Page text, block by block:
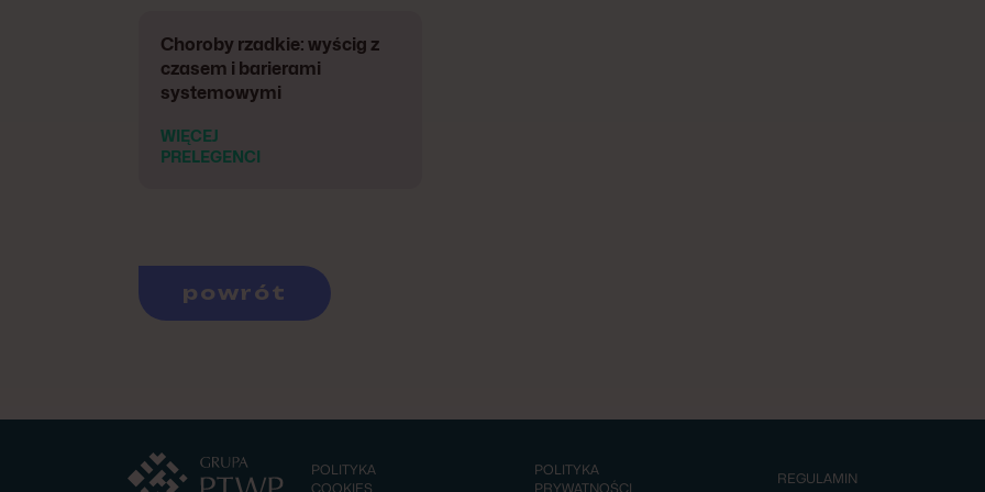
Choroby rzadkie: wyścig z
czasem i barierami
systemowymi
WIĘCEJ
PRELEGENCI
powrót
POLITYKA
COOKIES
POLITYKA
PRYWATNOŚCI
REGULAMIN